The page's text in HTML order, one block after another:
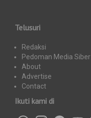
Telusuri
Redaksi
Pedoman Media Siber
About
Advertise
Contact
Ikuti kami di